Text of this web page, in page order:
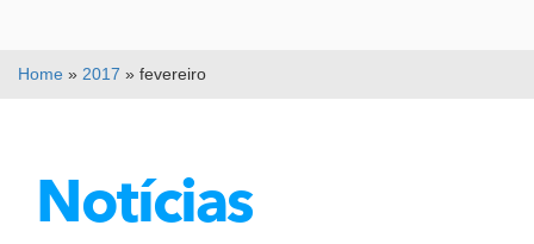
Home » 2017 » fevereiro
Notícias